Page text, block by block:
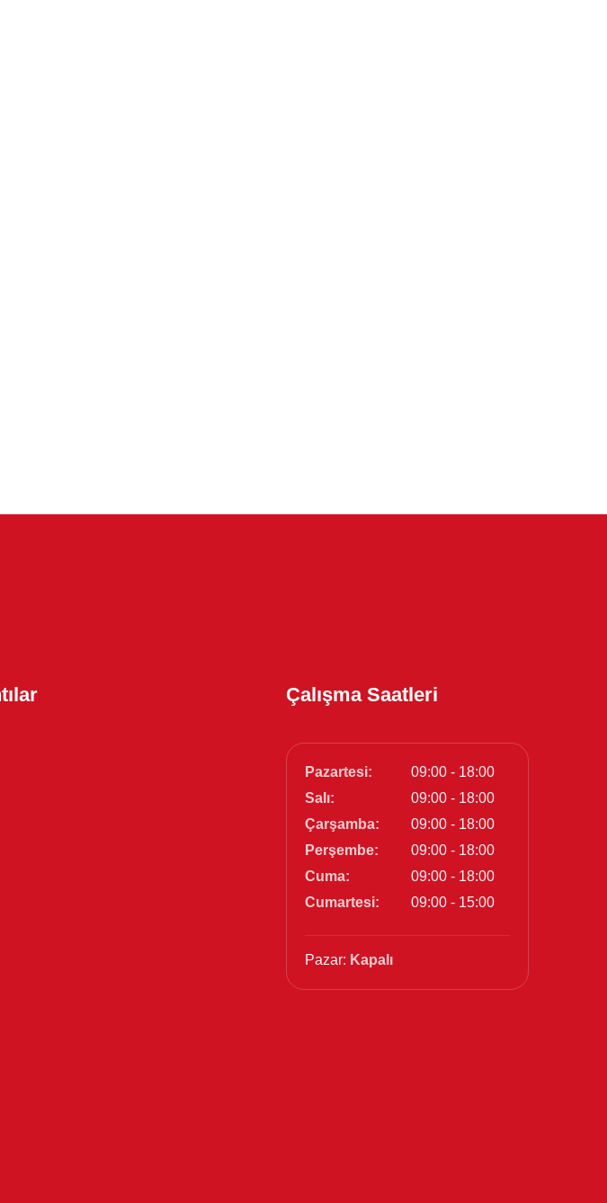
Çalışma Saatleri
Pazartesi:
09:00 - 18:00
Salı:
09:00 - 18:00
Çarşamba:
09:00 - 18:00
Perşembe:
09:00 - 18:00
Cuma:
09:00 - 18:00
Cumartesi:
09:00 - 15:00
Pazar: Kapalı